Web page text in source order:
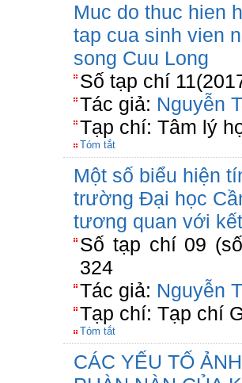
Muc do thuc hien
tap cua sinh vien
song Cuu Long
Số tạp chí
Tác giả: Nguyễn
Tạp chí: Tâm lý
Tóm tắt
Một số biểu hiện
trường Đại học
tương quan với
Số tạp chí 09
324
Tác giả: Nguyễn
Tạp chí: Tạp chí
Tóm tắt
CÁC YẾU TỐ